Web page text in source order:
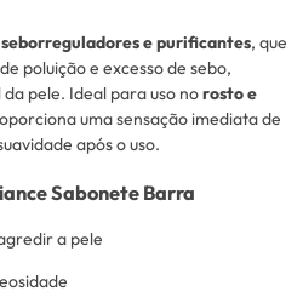
e purificantes, que
poluição e excesso de sebo,
pele. Ideal para uso norosto e
uma sensação imediata de
após o uso.
Sabonete Barra
a pele